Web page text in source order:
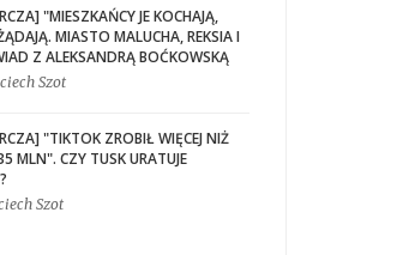
"MIESZKAŃCY JE KOCHAJĄ,
MIASTO MALUCHA, REKSIA I
Z ALEKSANDRĄ BOĆKOWSKĄ
Szot
"TIKTOK ZROBIŁ WIĘCEJ NIŻ
MLN". CZY TUSK URATUJE
Szot